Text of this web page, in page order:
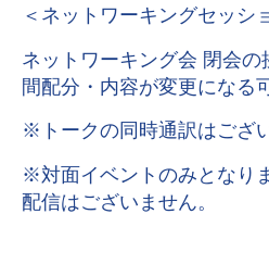
＜ネットワーキングセッ
ネットワーキング会 閉会
間配分・内容が変更になる
※トークの同時通訳はござ
※対面イベントのみとなり
配信はございません。